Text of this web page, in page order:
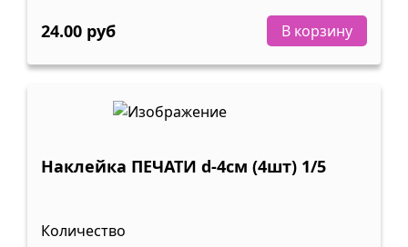
24.00 руб В корзину
Наклейка ПЕЧАТИ d-4см (4шт) 1/5
Количество